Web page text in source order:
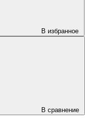
В избранное
В сравнение